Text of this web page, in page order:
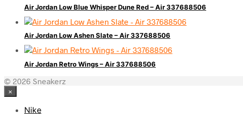
Air Jordan Low Blue Whisper Dune Red – Air 337688506
Air Jordan Low Ashen Slate – Air 337688506
Air Jordan Retro Wings – Air 337688506
© 2026 Sneakerz
×
Nike